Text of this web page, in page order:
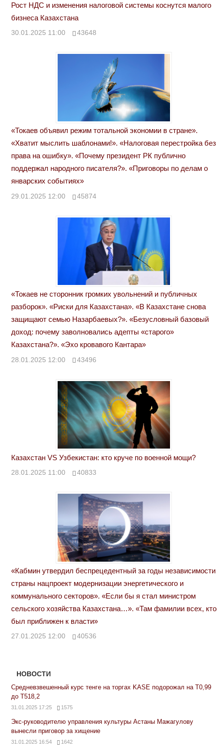
Рост НДС и изменения налоговой системы коснутся малого
бизнеса Казахстана
30.01.2025 11:00 43648
«Токаев объявил режим тотальной экономии в стране».
«Хватит мыслить шаблонами!». «Налоговая перестройка без
права на ошибку». «Почему президент РК публично
поддержал народного писателя?». «Приговоры по делам о
январских событиях»
29.01.2025 12:00 45874
«Токаев не сторонник громких увольнений и публичных
разборок». «Риски для Казахстана». «В Казахстане снова
защищают семью Назарбаевых?». «Безусловный базовый
доход: почему заволновались адепты «старого»
Казахстана?». «Эхо кровавого Кантара»
28.01.2025 12:00 43496
Казахстан VS Узбекистан: кто круче по военной мощи?
28.01.2025 11:00 40833
«Кабмин утвердил беспрецедентный за годы независимости
страны нацпроект модернизации энергетического и
коммунального секторов». «Если бы я стал министром
сельского хозяйства Казахстана…». «Там фамилии всех, кто
был приближен к власти»
27.01.2025 12:00 40536
НОВОСТИ
Средневзвешенный курс тенге на торгах KASE подорожал на Т0,99
до Т518,2
31.01.2025 17:25 1575
Экс-руководителю управления культуры Астаны Мажагулову
вынесли приговор за хищение
31.01.2025 16:54 1642